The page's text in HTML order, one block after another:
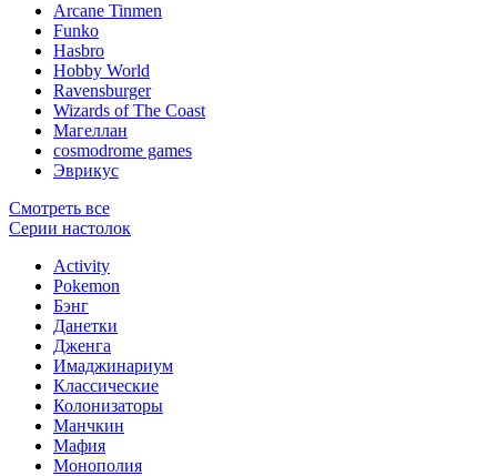
Arcane Tinmen
Funko
Hasbro
Hobby World
Ravensburger
Wizards of The Coast
Магеллан
сosmodrome games
Эврикус
Смотреть все
Серии настолок
Activity
Pokemon
Бэнг
Данетки
Дженга
Имаджинариум
Классические
Колонизаторы
Манчкин
Мафия
Монополия